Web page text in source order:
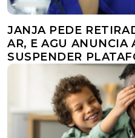
JANJA PEDE
AR, E AGU ANUNCIA
SUSPENDER